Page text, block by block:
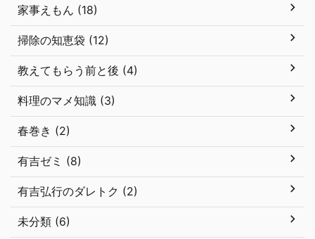
家事えもん (18)
掃除の知恵袋 (12)
教えてもらう前と後 (4)
料理のマメ知識 (3)
春巻き (2)
有吉ゼミ (8)
有吉弘行のダレトク (2)
未分類 (6)